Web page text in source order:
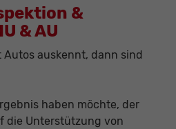
&
& AU
Autos auskennt, dann sind
haben möchte, der
die Unterstützung von